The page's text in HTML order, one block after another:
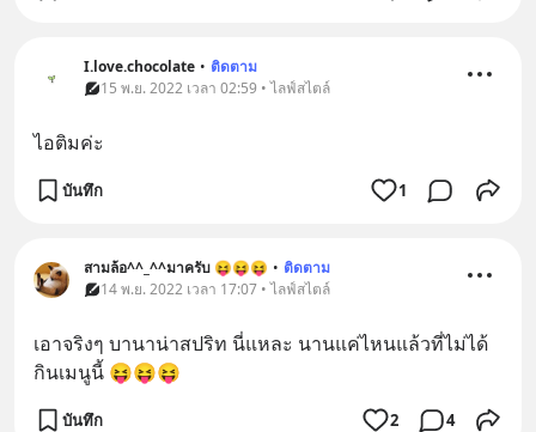
I.love.chocolate • ติดตาม
15 พ.ย. 2022 เวลา 02:59 • ไลฟ์สไตล์
ไอติมค่ะ
บันทึก 1
สามล้อ^^_^^มาครับ 😝😝😝 • ติดตาม
14 พ.ย. 2022 เวลา 17:07 • ไลฟ์สไตล์
เอาจริงๆ บานาน่าสปริท นี่แหละ นานแค่ไหนแล้วที่ไม่ได้
กินเมนูนี้ 😝😝😝
บันทึก 2 4